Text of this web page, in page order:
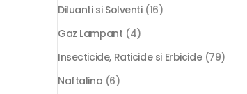
Diluanti si Solventi (16)
Gaz Lampant (4)
Insecticide, Raticide si Erbicide (79)
Naftalina (6)